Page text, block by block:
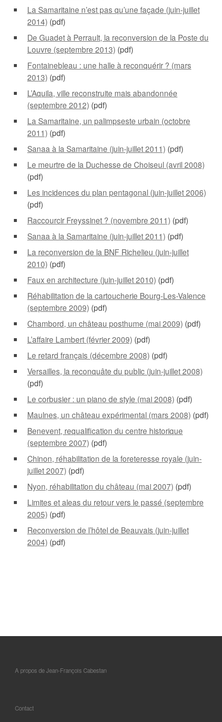
La Samaritaine n’est pas qu’une façade (juin-juillet
2014) (pdf)
De Guadet à Perrault, la reconversion de la Poste du
Louvre (septembre 2013) (pdf)
Fontainebleau : une halle à reconquérir ? (mars
2013) (pdf)
L’Aquila, ville reconstruite mais abandonnée
(septembre 2012) (pdf)
La Samaritaine, un palimpseste urbain (octobre
2011) (pdf)
Sanaa à la Samaritaine (juin-juillet 2011) (pdf)
Le meurtre de la Duchesse de Choiseul (avril 2008)
(pdf)
Les incidences du plan pentagonal (juin-juillet 2006)
(pdf)
Raccourcir Freyssinet ? (novembre 2011) (pdf)
Sanaa à la Samaritaine (juin-juillet 2011) (pdf)
La reconversion de la BNF Richelieu (juin-juillet
2010) (pdf)
Faux en architecture (juin-juillet 2010) (pdf)
Réhabilitation de la cartoucherie Bourg-Les-Valence
(septembre 2009) (pdf)
Chambord, un château posthume (mai 2009) (pdf)
L’affaire Lambert (février 2009) (pdf)
Le retard français (décembre 2008) (pdf)
Versailles, la reconquâte du public (juin-juillet 2008)
(pdf)
Le corbusier : un piano de style (mai 2008) (pdf)
Maulnes, un château expérimental (mars 2008) (pdf)
Benevent, requalification du centre historique
(septembre 2007) (pdf)
Chinon, réhabilitation de la foreteresse royale (juin-
juillet 2007) (pdf)
Nyon, réhabilitation du château (mai 2007) (pdf)
Limites et aleas du retour vers le passé (septembre
2005) (pdf)
Reconversion de l’hôtel de Beauvais (juin-juillet
2004) (pdf)
A propos de Jean-François Cabestan
Contact